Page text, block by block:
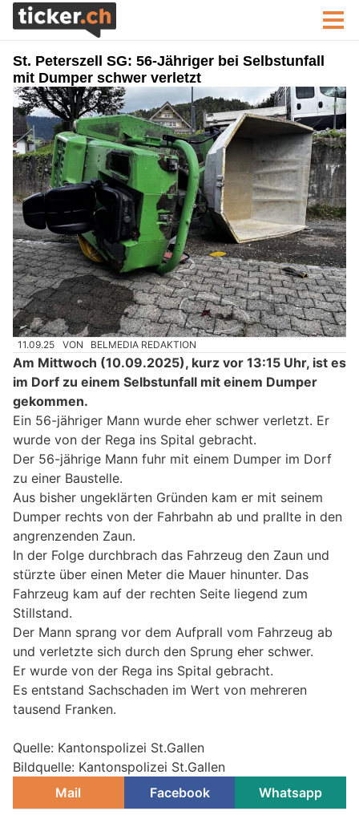
St. Peterszell SG: 56-Jähriger bei Selbstunfall
mit Dumper schwer verletzt
11.09.25 VON BELMEDIA REDAKTION
Am Mittwoch (10.09.2025), kurz vor 13:15 Uhr, ist es
im Dorf zu einem Selbstunfall mit einem Dumper
gekommen.
Ein 56-jähriger Mann wurde eher schwer verletzt. Er
wurde von der Rega ins Spital gebracht.
Der 56-jährige Mann fuhr mit einem Dumper im Dorf
zu einer Baustelle.
Aus bisher ungeklärten Gründen kam er mit seinem
Dumper rechts von der Fahrbahn ab und prallte in den
angrenzenden Zaun.
In der Folge durchbrach das Fahrzeug den Zaun und
stürzte über einen Meter die Mauer hinunter. Das
Fahrzeug kam auf der rechten Seite liegend zum
Stillstand.
Der Mann sprang vor dem Aufprall vom Fahrzeug ab
und verletzte sich durch den Sprung eher schwer.
Er wurde von der Rega ins Spital gebracht.
Es entstand Sachschaden im Wert von mehreren
tausend Franken.
Quelle: Kantonspolizei St.Gallen
Bildquelle: Kantonspolizei St.Gallen
Mail
Facebook Whatsapp